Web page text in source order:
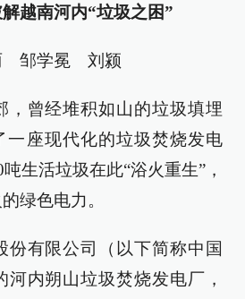
越南河内“垃圾之困”
邹学冕 刘颍
，曾经堆积如山的垃圾填埋
一座现代化的垃圾焚烧发电
生活垃圾在此“浴火重生”，
绿色电力。
份有限公司（以下简称中国
河内朔山垃圾焚烧发电厂，